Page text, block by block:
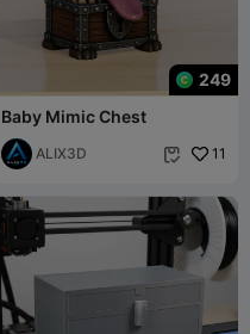
249
Baby Mimic Chest
ALIX3D  11